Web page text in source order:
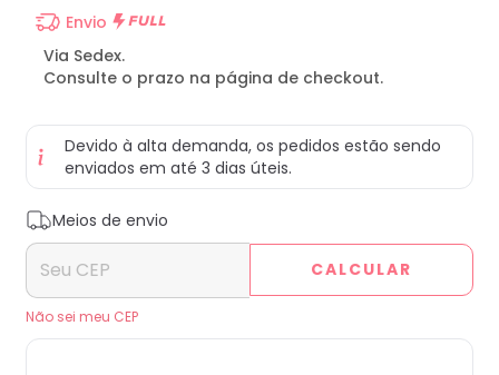
Envio
Via Sedex.
Consulte o prazo na página de checkout.
Devido à alta demanda, os pedidos estão sendo
enviados em até 3 dias úteis.
Entregas para o CEP:
Meios de envio
CALCULAR
Não sei meu CEP